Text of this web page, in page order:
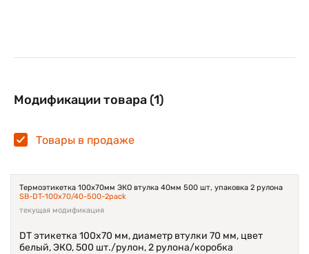
термоэтикетки 100х70 мм позволяют использовать
выпущенной продукции и записи весовых
показателей.
Модификации товара (1)
Товары в продаже
Термоэтикетка 100х70мм ЭКО втулка 40мм 500 шт, упаковка 2 рулона
SB-DT-100x70/40-500-2pack
текущая модификация
DT этикетка 100х70 мм, диаметр втулки 70 мм, цвет
белый, ЭКО, 500 шт./рулон, 2 рулона/коробка